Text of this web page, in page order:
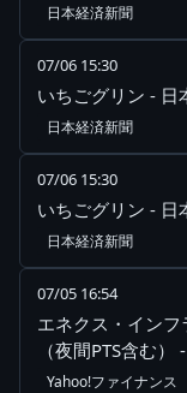
日本経済新聞
07/06 15:30
いちごグリン - 日
日本経済新聞
07/06 15:30
いちごグリン - 日
日本経済新聞
07/05 16:54
エネクス・イン
（夜間PTS含む
Yahoo!ファイナンス